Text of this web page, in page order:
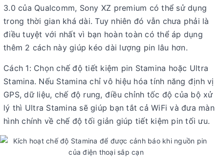
3.0 của Qualcomm, Sony XZ premium có thể sử dụng
trong thời gian khá dài. Tuy nhiên đó vẫn chưa phải là
điều tuyệt với nhất vì bạn hoàn toàn có thể áp dụng
thêm 2 cách này giúp kéo dài lượng pin lâu hơn.
Cách 1: Chọn chế độ tiết kiệm pin Stamina hoặc Ultra
Stamina. Nếu Stamina chỉ vô hiệu hóa tính năng định vị
GPS, dữ liệu, chế độ rung, điều chỉnh tốc độ của bộ xử
lý thì Ultra Stamina sẽ giúp bạn tắt cả WiFi và đưa màn
hình chính về chế độ tối giản giúp tiết kiệm pin tối ưu.